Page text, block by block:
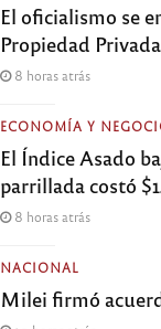
El oficialismo se
Propiedad
8 horas atrás
ECONOMÍA Y
El Índice Asado
parrillada costó
8 horas atrás
NACIONAL
Milei firmó